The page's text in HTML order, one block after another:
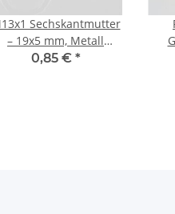
Sechskantmutter
– 19x5 mm, Metall
verzinkt
0,85 € *